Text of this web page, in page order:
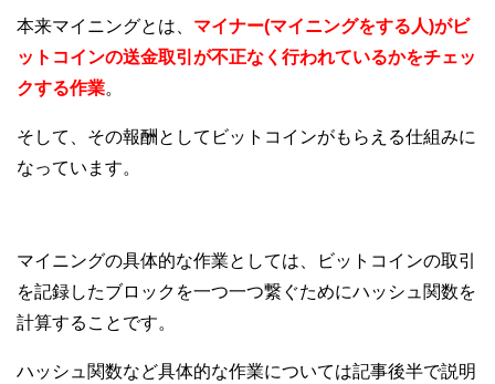
本来マイニングとは、 マイナー(マイニングをする人)がビ
ットコインの送金取引が不正なく行われているかをチェッ
クする作業。
そして、その報酬としてビットコインがもらえる仕組みに
なっています。
マイニングの具体的な作業としては、ビットコインの取引
を記録したブロックを一つ一つ繋ぐためにハッシュ関数を
計算することです。
ハッシュ関数など具体的な作業については記事後半で説明